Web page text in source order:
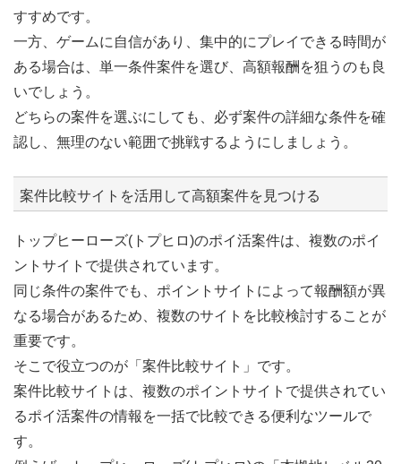
すすめです。
一方、ゲームに自信があり、集中的にプレイできる時間が
ある場合は、単一条件案件を選び、高額報酬を狙うのも良
いでしょう。
どちらの案件を選ぶにしても、必ず案件の詳細な条件を確
認し、無理のない範囲で挑戦するようにしましょう。
案件比較サイトを活用して高額案件を見つける
トップヒーローズ(トプヒロ)のポイ活案件は、複数のポイ
ントサイトで提供されています。
同じ条件の案件でも、ポイントサイトによって報酬額が異
なる場合があるため、複数のサイトを比較検討することが
重要です。
そこで役立つのが「案件比較サイト」です。
案件比較サイトは、複数のポイントサイトで提供されてい
るポイ活案件の情報を一括で比較できる便利なツールで
す。